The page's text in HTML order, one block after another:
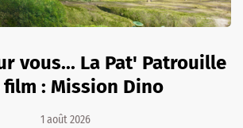
vous... La Pat' Patrouille
film : Mission Dino
1 août 2026